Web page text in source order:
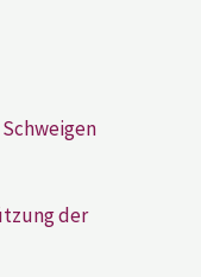
der